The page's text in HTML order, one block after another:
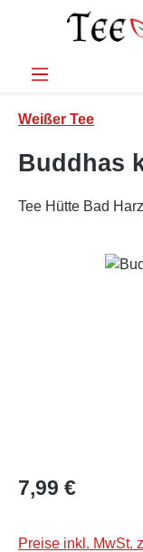
Zum Hauptinhalt
Weißer Tee
Buddhas
Tee Hütte Bad
Bildergalerie
Regulärer Preis:
7,99 €
Preise inkl. MwSt.